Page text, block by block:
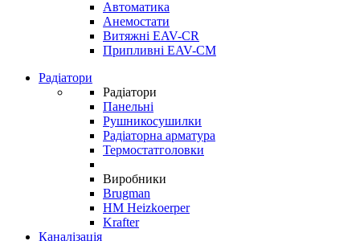
Автоматика
Анемостати
Витяжні EAV-CR
Припливні EAV-CM
Радіатори
Радіатори
Панельні
Рушникосушилки
Радіаторна арматура
Термостатголовки
Виробники
Brugman
HM Heizkoerper
Krafter
Каналізація